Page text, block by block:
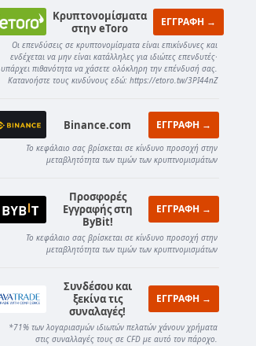
Κρυπτονομίσματα
στην eToro
ΕΓΓΡΑΦΗ →
Οι επενδύσεις σε κρυπτονομίσματα είναι επικίνδυνες και
ενδέχεται να μην είναι κατάλληλες για ιδιώτες επενδυτές·
υπάρχει πιθανότητα να χάσετε ολόκληρη την επένδυσή σας.
Κατανοήστε τους κινδύνους εδώ: https://etoro.tw/3PI44nZ
Binance.com ΕΓΓΡΑΦΗ →
Το κεφάλαιο σας βρίσκεται σε κίνδυνο προσοχή στην
μεταβλητότητα των τιμών των κρυπτνομισμάτων
Προσφορές
Εγγραφής στη
ByBit!
ΕΓΓΡΑΦΗ →
Το κεφάλαιο σας βρίσκεται σε κίνδυνο προσοχή στην
μεταβλητότητα των τιμών των κρυπτνομισμάτων
Συνδέσου και
ξεκίνα τις
συναλαγές!
ΕΓΓΡΑΦΗ →
*71% των λογαριασμών ιδιωτών πελατών χάνουν χρήματα
στις συναλλαγές τους σε CFD με αυτό τον πάροχο.